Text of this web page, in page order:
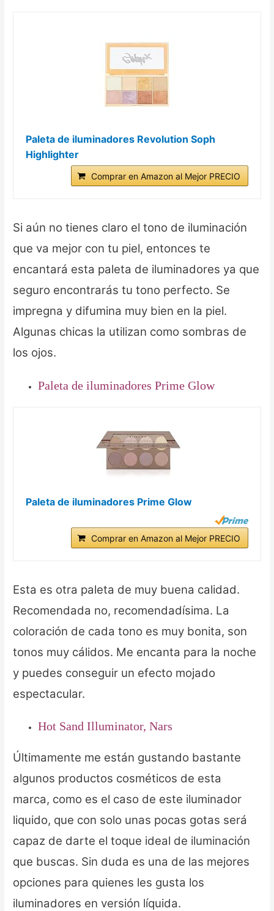
Paleta de iluminadores Revolution Soph
Highlighter
Comprar en Amazon al Mejor PRECIO
Si aún no tienes claro el tono de iluminación
que va mejor con tu piel, entonces te
encantará esta paleta de iluminadores ya que
seguro encontrarás tu tono perfecto. Se
impregna y difumina muy bien en la piel.
Algunas chicas la utilizan como sombras de
los ojos.
Paleta de iluminadores Prime Glow
Paleta de iluminadores Prime Glow
Comprar en Amazon al Mejor PRECIO
Esta es otra paleta de muy buena calidad.
Recomendada no, recomendadísima. La
coloración de cada tono es muy bonita, son
tonos muy cálidos. Me encanta para la noche
y puedes conseguir un efecto mojado
espectacular.
Hot Sand Illuminator, Nars
Últimamente me están gustando bastante
algunos productos cosméticos de esta
marca, como es el caso de este iluminador
liquido, que con solo unas pocas gotas será
capaz de darte el toque ideal de iluminación
que buscas. Sin duda es una de las mejores
opciones para quienes les gusta los
iluminadores en versión líquida.